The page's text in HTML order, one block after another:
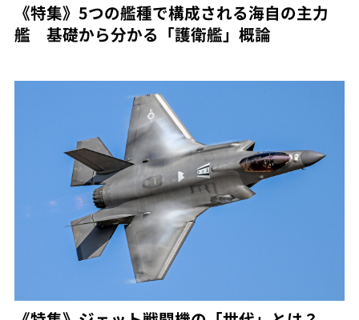
《特集》5つの艦種で構成される海自の主力
艦 基礎から分かる「護衛艦」概論